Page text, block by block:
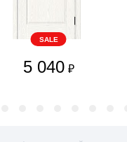
SALE
5 040 ₽